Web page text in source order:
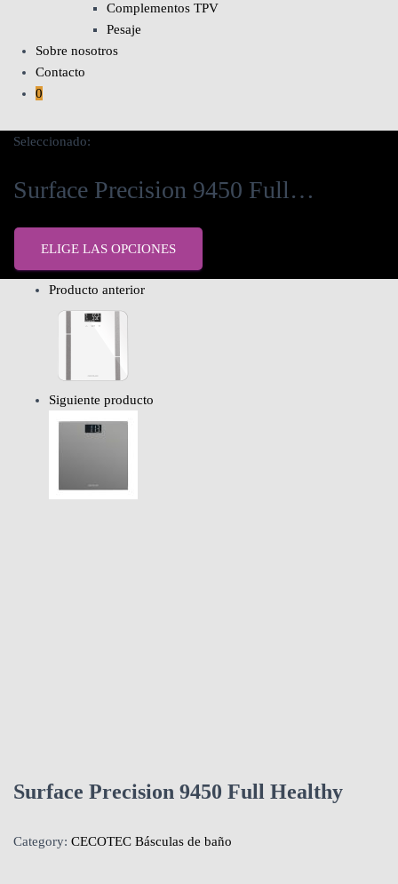
Complementos TPV
Pesaje
Sobre nosotros
Contacto
0
Seleccionado:
Surface Precision 9450 Full…
ELIGE LAS OPCIONES
Producto anterior
Siguiente producto
Surface Precision 9450 Full Healthy
Category: CECOTEC Básculas de baño